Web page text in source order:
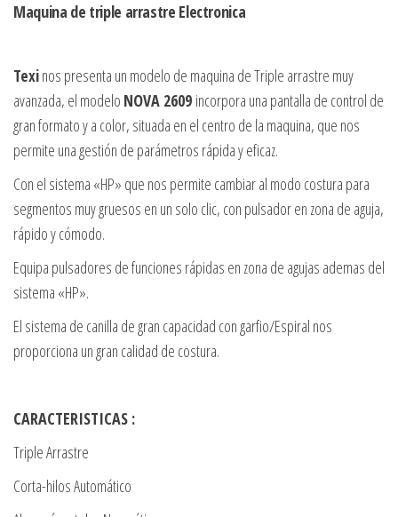
Maquina de triple arrastre Electronica
Texinos presenta un modelo de maquina de Triple arrastre muy
avanzada, el modelo NOVA 2609 incorpora una pantalla de control de
gran formato y a color, situada en el centro de la maquina, que nos
permite una gestión de parámetros rápida y eficaz.
Con el sistema «HP» que nos permite cambiar al modo costura para
segmentos muy gruesos en un solo clic, con pulsador en zona de aguja,
rápido y cómodo.
Equipa pulsadores de funciones rápidas en zona de agujas ademas del
sistema «HP».
El sistema de canilla de gran capacidad con garfio/Espiral nos
proporciona un gran calidad de costura.
CARACTERISTICAS :
Triple Arrastre
Corta-hilos Automático